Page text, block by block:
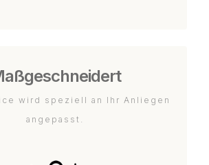
wird speziell an Ihr Anliegen
angepasst.